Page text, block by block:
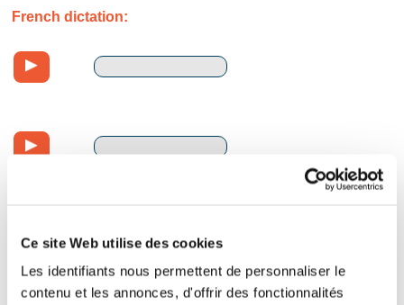
Ce site Web utilise des cookies
Les identifiants nous permettent de personnaliser le
contenu et les annonces, d'offrir des fonctionnalités
French dictation: